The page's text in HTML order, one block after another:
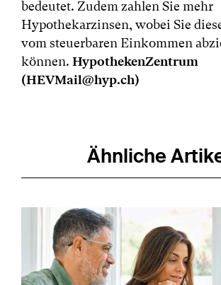
bedeutet. Zudem zahlen Sie mehr
Hypothekarzinsen, wobei Sie
vom steuerbaren Einkommen
können. HypothekenZentrum
(HEVMail@hyp.ch)
Ähnliche